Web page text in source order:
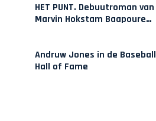
HET PUNT. Debuutroman van
Marvin Hokstam Baapoure
Andruw Jones in de Baseball
Hall of Fame